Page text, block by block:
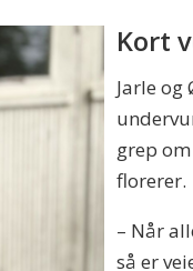
Kort
Jarle og
grep
florerer.
– Når
så er